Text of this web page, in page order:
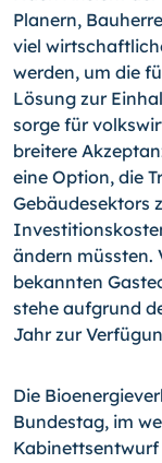
Planern,
viel
werden, um die
Lösung zur
sorge für
breitere
eine Option, die
Gebäudesektors
ändern müssten.
bekannten
stehe aufgrund
Jahr zur
Die
Bundestag, im
Kabinettsentwurf